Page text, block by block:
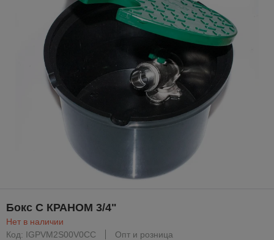
Бокс С КРАНОМ 3/4"
Нет в наличии
Код: IGPVM2S00V0CC
Опт и розница